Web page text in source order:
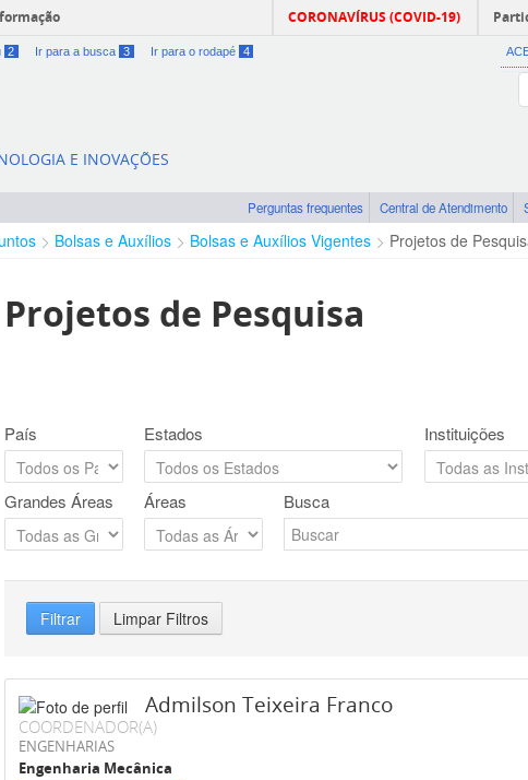
CORONAVÍRUS (COVID-19)
2 Ir para a busca 3 Ir para o rodapé 4
E INOVAÇÕES
Perguntas frequentes Central de Atendimento
Bolsas e Auxílios Bolsas e Auxílios Vigentes Projetos de
Projetos de Pesquisa
País Estados Instituições
Grandes Áreas Áreas Busca
Filtrar Limpar Filtros
Admilson Teixeira Franco
COORDENADOR(A)
ENGENHARIAS
Engenharia Mecânica